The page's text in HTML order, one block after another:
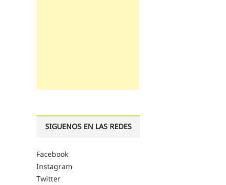
SIGUENOS EN LAS REDES
Facebook
Instagram
Twitter